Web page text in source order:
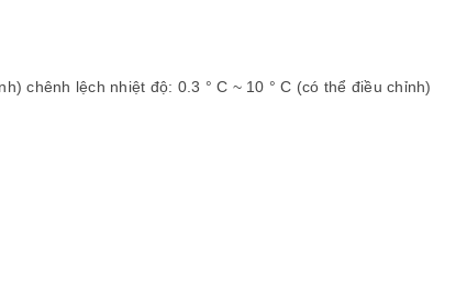
chênh lệch nhiệt độ: 0.3 ° C ~ 10 ° C (có thể điều chỉnh)